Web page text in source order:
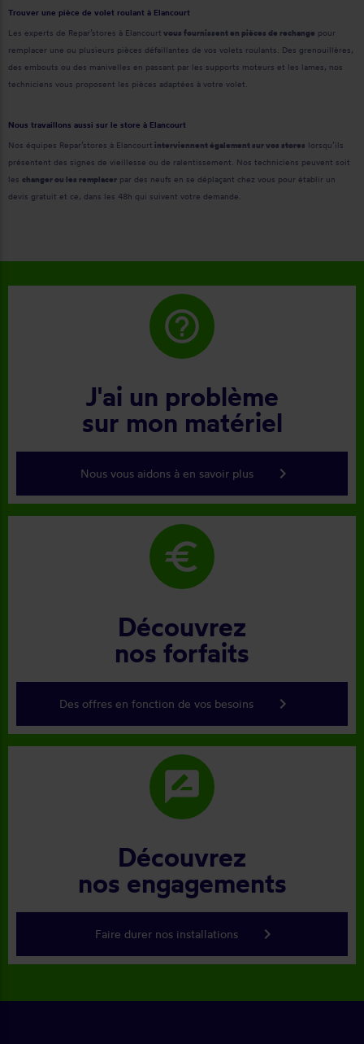
Trouver une pièce de volet roulant à Elancourt
Les experts de Repar’stores à Elancourt vous fournissent en pièces de rechange pour
remplacer une ou plusieurs pièces défaillantes de vos volets roulants. Des grenouillères,
des embouts ou des manivelles en passant par les supports moteurs et les lames, nos
techniciens vous proposent les pièces adaptées à votre volet.
Nous travaillons aussi sur le store à Elancourt
Nos équipes Repar’stores à Elancourt interviennent également sur vos stores lorsqu’ils
présentent des signes de vieillesse ou de ralentissement. Nos techniciens peuvent soit
les changer ou les remplacer par des neufs en se déplaçant chez vous pour établir un
devis gratuit et ce, dans les 48h qui suivent votre demande.
help_outline
J'ai un problème
sur mon matériel
Nous vous aidons à en savoir plus keyboard_arrow_right
euro
Découvrez
nos forfaits
Des offres en fonction de vos besoins keyboard_arrow_right
rate_review
Découvrez
nos engagements
Faire durer nos installations keyboard_arrow_right